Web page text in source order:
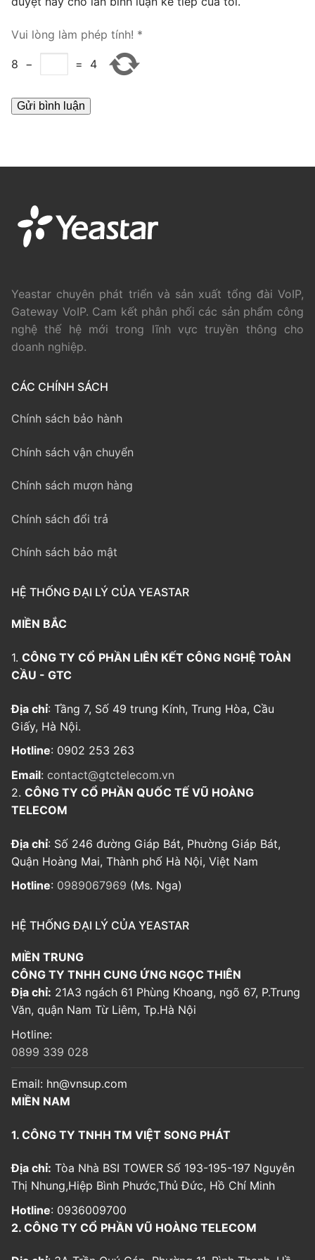
PRI VoIP Gateway TE200
BRI VoIP Gateway
LIÊN HỆ
HƯỚNG DẪN
Vui lòng làm phép tính! *
8 − = 4
Yeastar chuyên phát triển và sản xuất tổng đài VoIP,
Gateway VoIP. Cam kết phân phối các sản phẩm công
nghệ thế hệ mới trong lĩnh vực truyền thông cho
doanh nghiệp.
CÁC CHÍNH SÁCH
Chính sách bảo hành
Chính sách vận chuyển
Chính sách mượn hàng
Chính sách đổi trả
Chính sách bảo mật
HỆ THỐNG ĐẠI LÝ CỦA YEASTAR
MIỀN BẮC
1. CÔNG TY CỔ PHẦN LIÊN KẾT CÔNG NGHỆ TOÀN
CẦU - GTC
Địa chỉ: Tầng 7, Số 49 trung Kính, Trung Hòa, Cầu
Giấy, Hà Nội.
Hotline: 0902 253 263
Email: contact@gtctelecom.vn
2. CÔNG TY CỔ PHẦN QUỐC TẾ VŨ HOÀNG
TELECOM
Địa chỉ: Số 246 đường Giáp Bát, Phường Giáp Bát,
Quận Hoàng Mai, Thành phố Hà Nội, Việt Nam
Hotline: 0989067969 (Ms. Nga)
HỆ THỐNG ĐẠI LÝ CỦA YEASTAR
MIỀN TRUNG
CÔNG TY TNHH CUNG ỨNG NGỌC THIÊN
Địa chỉ: 21A3 ngách 61 Phùng Khoang, ngõ 67, P.Trung
Văn, quận Nam Từ Liêm, Tp.Hà Nội
Hotline:
0899 339 028
Email: hn@vnsup.com
MIỀN NAM
1. CÔNG TY TNHH TM VIỆT SONG PHÁT
Địa chỉ: Tòa Nhà BSI TOWER Số 193-195-197 Nguyễn
Thị Nhung,Hiệp Bình Phước,Thủ Đức, Hồ Chí Minh
Hotline: 0936009700
2. CÔNG TY CỔ PHẦN VŨ HOÀNG TELECOM